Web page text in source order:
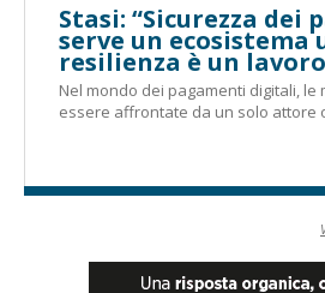
Stasi: “Sicurezza dei
serve un ecosistema
resilienza è un
Nel mondo dei pagamenti digitali, le
essere affrontate da un solo attore